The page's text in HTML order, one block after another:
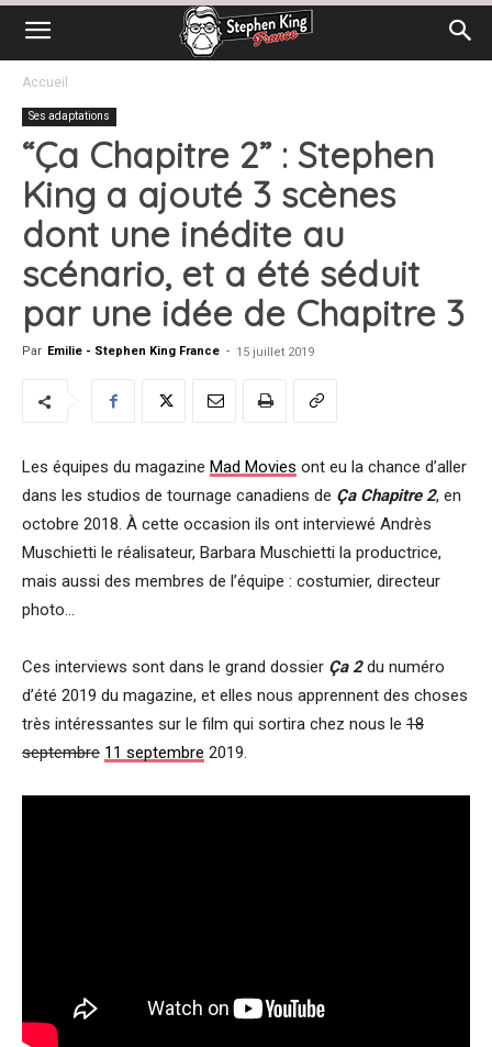
Accueil
Ses adaptations
“Ça Chapitre 2” : Stephen
King a ajouté 3 scènes
dont une inédite au
scénario, et a été séduit
par une idée de Chapitre 3
Par Emilie - Stephen King France - 15 juillet 2019
Les équipes du magazine Mad Movies ont eu la chance d’aller
dans les studios de tournage canadiens de Ça Chapitre 2, en
octobre 2018. À cette occasion ils ont interviewé Andrès
Muschietti le réalisateur, Barbara Muschietti la productrice,
mais aussi des membres de l’équipe : costumier, directeur
photo…
Ces interviews sont dans le grand dossier Ça 2du numéro
d’été 2019 du magazine, et elles nous apprennent des choses
très intéressantes sur le film qui sortira chez nous le 18
septembre 11 septembre 2019.